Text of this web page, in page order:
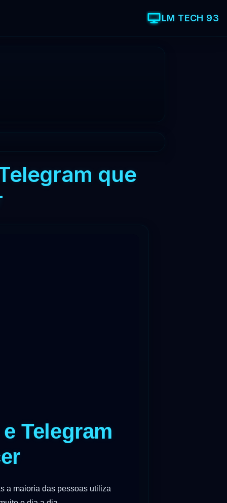
LM TECH 93
que
Telegram
a maioria das pessoas utiliza